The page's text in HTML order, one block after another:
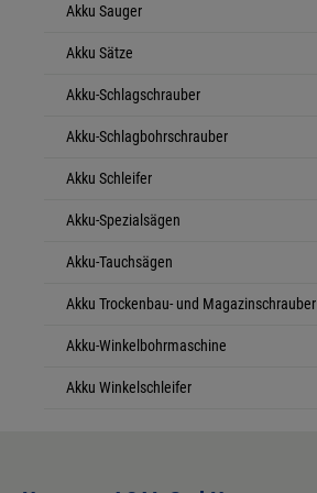
Akku Sauger
Akku Sätze
Akku-Schlagschrauber
Akku-Schlagbohrschrauber
Akku Schleifer
Akku-Spezialsägen
Akku-Tauchsägen
Akku Trockenbau- und Magazinschrauber
Akku-Winkelbohrmaschine
Akku Winkelschleifer